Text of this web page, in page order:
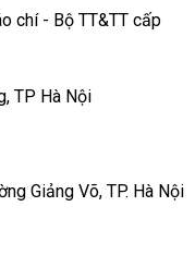
chí - Bộ TT&TT cấp
TP Hà Nội
Giảng Võ, TP. Hà Nội